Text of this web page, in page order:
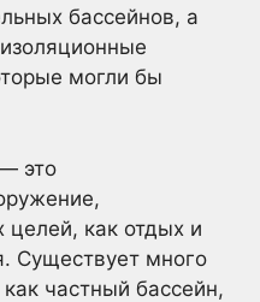
бассейнов, а
могли бы
это
целей, как отдых и
Существует много
частный бассейн,